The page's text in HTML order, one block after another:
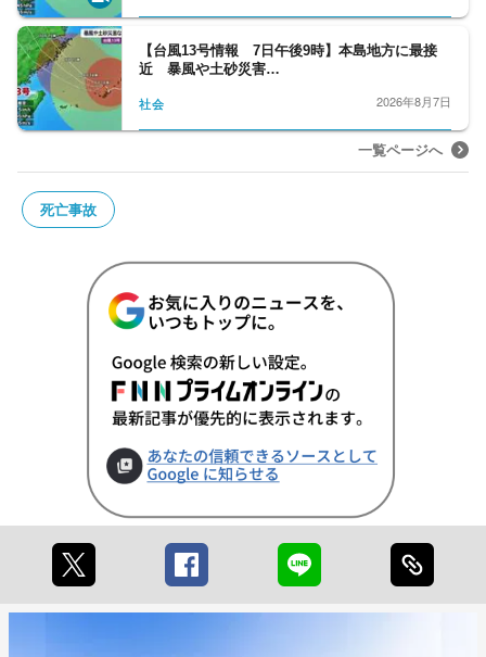
【台風13号情報 7日午後9時】本島地方に最接
近 暴風や土砂災害…
社会 2026年8月7日
一覧ページへ
死亡事故